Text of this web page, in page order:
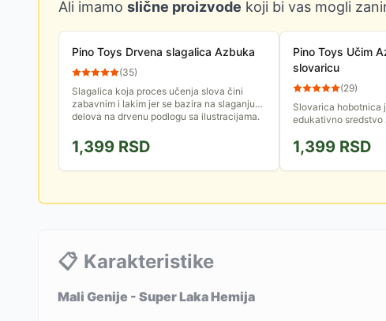
Ali imamo slične proizvode koji bi vas mogli
Pino Toys Drvena slagalica Azbuka
(35)
Slagalica koja proces učenja slova čini
zabavnim i lakim jer se bazira na slaganju
delova na drvenu podlogu sa ilustracijama.
1,399 RSD
Pino Toys Učim
slovaricu
(29)
Slovarica hobotnica
edukativno
1,399 RSD
📋 Karakteristike
Mali Genije - Super Laka Hemija